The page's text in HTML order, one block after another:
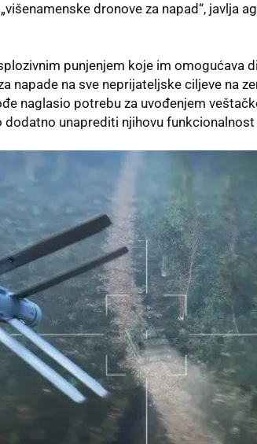
dronove za napad“, javlja
punjenjem koje im omogućava
napade na sve neprijateljske ciljeve na
naglasio potrebu za uvođenjem
unaprediti njihovu funkcionalnost